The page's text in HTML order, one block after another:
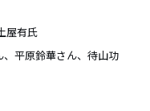
屋有氏
平原鈴華さん、待山功